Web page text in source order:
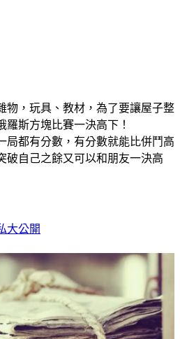
物，玩具、教材，為了要讓屋子整
斯方塊比賽一決高下！
局都有分數，有分數就能比併鬥高
破自己之餘又可以和朋友一決高
大公開